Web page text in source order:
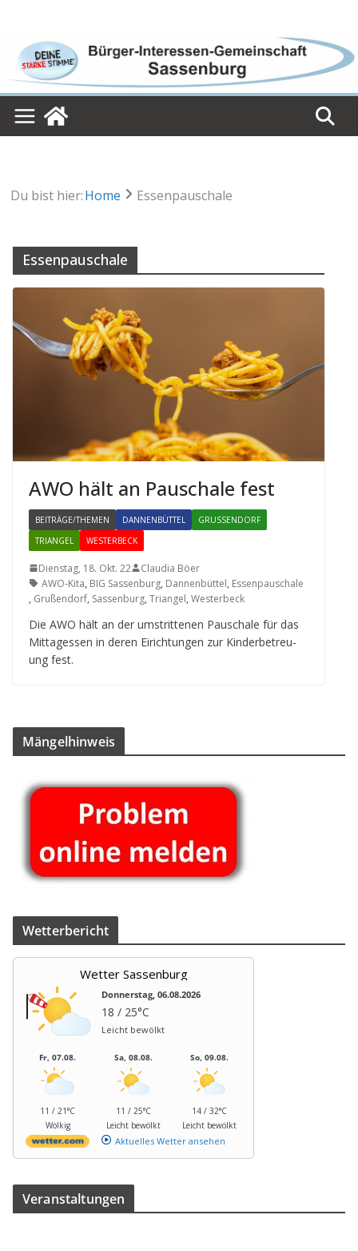
content
Du bist hier:Home Essenpauschale
Essenpauschale
AWO hält an Pau­schale fest
BEITRÄGE/THEMEN DANNENBÜTTEL
GRUSSENDORF
TRIANGEL
WESTERBECK
Dienstag, 18. Okt. 22
Claudia Böer
AWO-Kita, BIG Sassenburg, Dannenbüttel, Essenpauschale
, Grußendorf, Sassenburg, Triangel, Westerbeck
Die AWO hält an der umstrit­te­nen Pau­schale für das
Mit­tag­essen in deren Eirich­tun­gen zur Kin­der­be­treu­
ung fest.
Män­gel­hin­weis
Wet­ter­be­richt
Wetter Sassenburg
Donnerstag, 06.08.2026
18 / 25°C
Leicht bewölkt
Fr, 07.08.
11 / 21°C
Wolkig
Sa, 08.08.
11 / 25°C
Leicht bewölkt
So, 09.08.
14 / 32°C
Leicht bewölkt
Aktuelles Wetter ansehen
Ver­an­stal­tun­gen